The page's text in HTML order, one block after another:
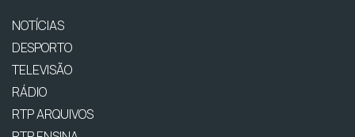
NOTÍCIAS
DESPORTO
TELEVISÃO
RÁDIO
RTP ARQUIVOS